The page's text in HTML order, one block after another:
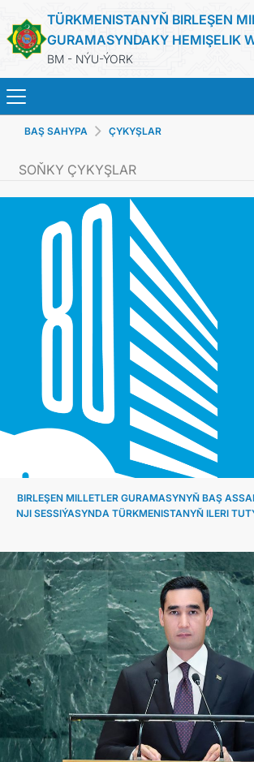
TÜRKMENISTANYŇ BIRLEŞEN
GURAMASYNDAKY HEMIŞELIK
BM - NÝU-ÝORK
TURKMENISTAN
UNITED NATIONS
PRIORITY POSITIONS
STATEMENTS & DOCUMENTS
DIPLOMACY
PERMANENT NEUTRALITY
BAŞ SAHYPA ÇYKYŞLAR
SOŇKY ÇYKYŞLAR
BIRLEŞEN MILLETLER GURAMASYNYŇ BAŞ
NJI SESSIÝASYNDA TÜRKMENISTANYŇ ILERI